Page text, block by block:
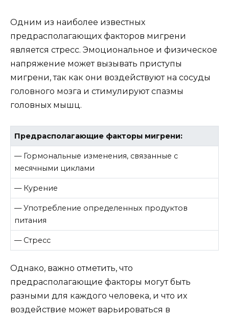
Одним из наиболее известных
предрасполагающих факторов мигрени
является стресс. Эмоциональное и физическое
напряжение может вызывать приступы
мигрени, так как они воздействуют на сосуды
головного мозга и стимулируют спазмы
головных мышц.
Предрасполагающие факторы мигрени:
— Гормональные изменения, связанные с
месячными циклами
— Курение
— Употребление определенных продуктов
питания
— Стресс
Однако, важно отметить, что
предрасполагающие факторы могут быть
разными для каждого человека, и что их
воздействие может варьироваться в